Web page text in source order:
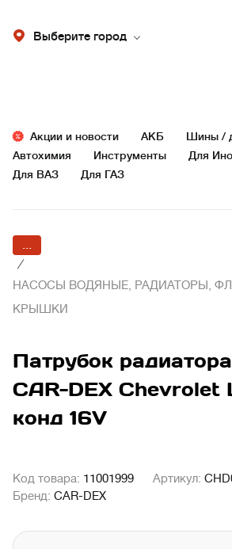
Выберите город
Акции и новости АКБ
Шины /
Автохимия
Инструменты
Для
Для ВАЗ
Для ГАЗ
...
/
НАСОСЫ ВОДЯНЫЕ, РАДИАТОРЫ,
КРЫШКИ
Патрубок
CAR-DEX Chevrolet
конд 16V
Код товара: 11001999 Артикул:
Бренд: CAR-DEX